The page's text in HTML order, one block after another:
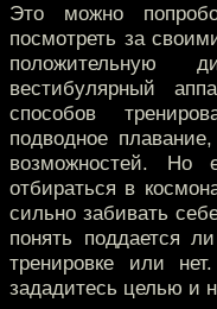
Это можно
посмотреть за
положительную
вестибулярный
способов
подводное
возможностей.
отбираться в
сильно забивать
понять поддается
тренировке или
зададитесь целью и